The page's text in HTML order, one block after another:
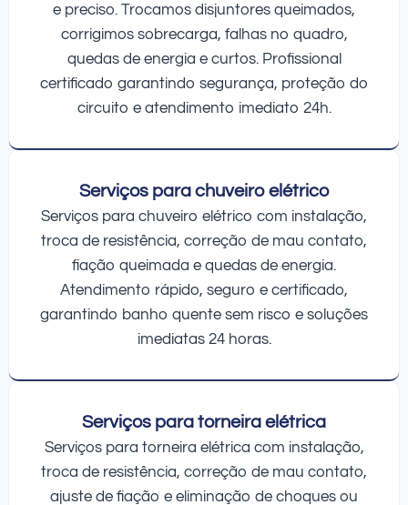
e preciso. Trocamos disjuntores queimados,
corrigimos sobrecarga, falhas no quadro,
quedas de energia e curtos. Profissional
certificado garantindo segurança, proteção do
circuito e atendimento imediato 24h.
Serviços para chuveiro elétrico
Serviços para chuveiro elétrico com instalação,
troca de resistência, correção de mau contato,
fiação queimada e quedas de energia.
Atendimento rápido, seguro e certificado,
garantindo banho quente sem risco e soluções
imediatas 24 horas.
Serviços para torneira elétrica
Serviços para torneira elétrica com instalação,
troca de resistência, correção de mau contato,
ajuste de fiação e eliminação de choques ou